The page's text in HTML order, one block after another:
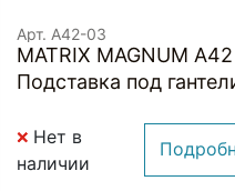
Арт. A42-03
MATRIX MAGNUM A42
Подставка под
Нет в
наличии